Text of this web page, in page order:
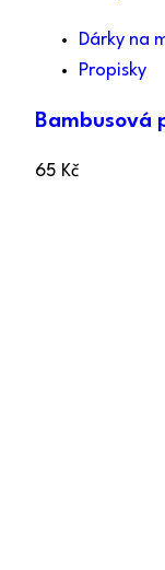
Dárky na
Propisky
Bambusová
65 Kč